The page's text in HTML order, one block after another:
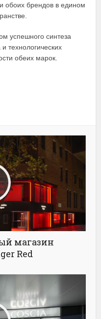
обоих брендов в едином
успешного синтеза
технологических
обеих марок.
магазин
Red